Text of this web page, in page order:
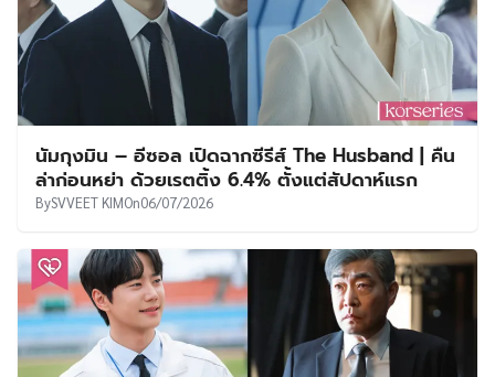
นัมกุงมิน – อีซอล เปิดฉากซีรีส์ The Husband | คืน
ล่าก่อนหย่า ด้วยเรตติ้ง 6.4% ตั้งแต่สัปดาห์แรก
BySVVEET KIMOn06/07/2026